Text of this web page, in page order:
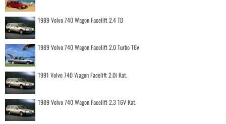
1989 Volvo 740 Wagon Facelift 2.4 TD
1989 Volvo 740 Wagon Facelift 2.0 Turbo 16v
1991 Volvo 740 Wagon Facelift 2.0i Kat.
1989 Volvo 740 Wagon Facelift 2.3 16V Kat.